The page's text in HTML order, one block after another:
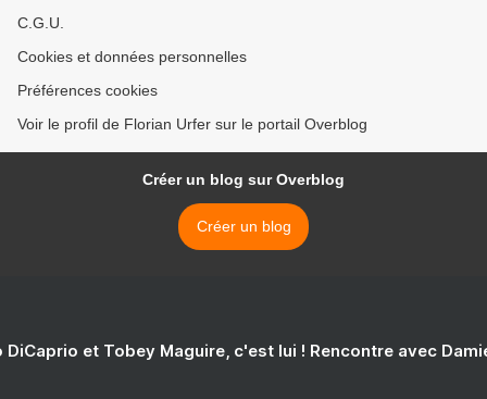
C.G.U.
Cookies et données personnelles
Préférences cookies
Voir le profil de Florian Urfer sur le portail Overblog
Créer un blog sur Overblog
Créer un blog
DiCaprio et Tobey Maguire, c'est lui ! Rencontre avec